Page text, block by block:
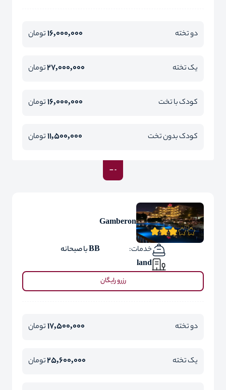
دو تخته 16,000,000تومان
یک تخته 27,000,000تومان
کودک با تخت 16,000,000تومان
کودک بدون تخت 11,500,000تومان
Gamberon
خدمات:
BB با صبحانه
land
رزرو رایگان
دو تخته 17,500,000تومان
یک تخته 25,600,000تومان